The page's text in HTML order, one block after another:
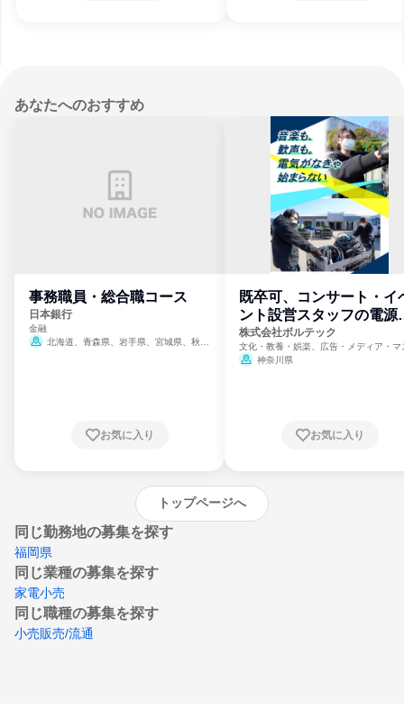
あなたへのおすすめ
事務職員・総合職コース
日本銀行
金融
北海道、青森県、岩手県、宮城県、秋田
崎県、熊本県、大分県、宮崎県、鹿児島県、
お気に入り
既卒可、コンサート・イ
ント設営スタッフの電源
門
株式会社ボルテック
文化・教養・娯楽、広告・メディア・マ
ミ、電力・ガス・水道・エネルギー
神奈川県
お気に入り
トップページへ
同じ勤務地の募集を探す
福岡県
同じ業種の募集を探す
家電小売
同じ職種の募集を探す
小売販売/流通